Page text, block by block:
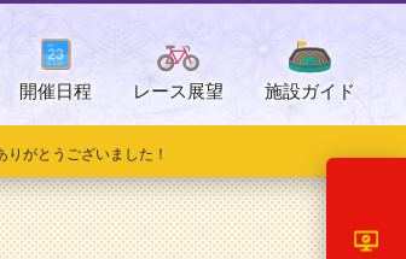
開催日程 レース展望 施設ガイド
がとうございました！